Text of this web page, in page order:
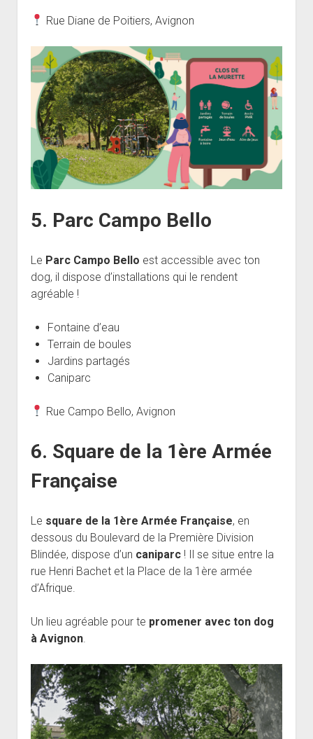
Rue Diane de Poitiers, Avignon
5. Parc Campo Bello
Le Parc Campo Bello est accessible avec ton
dog, il dispose d’installations qui le rendent
agréable !
Fontaine d’eau
Terrain de boules
Jardins partagés
Caniparc
Rue Campo Bello, Avignon
6. Square de la 1ère Armée
Française
Le square de la 1ère Armée Française, en
dessous du Boulevard de la Première Division
Blindée, dispose d’un caniparc! Il se situe entre la
rue Henri Bachet et la Place de la 1ère armée
d’Afrique.
Un lieu agréable pour te promener avec ton dog
à Avignon.